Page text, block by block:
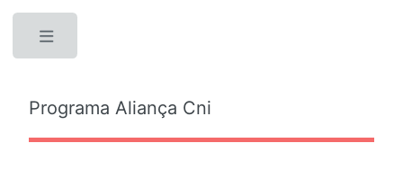
Programa Aliança Cni